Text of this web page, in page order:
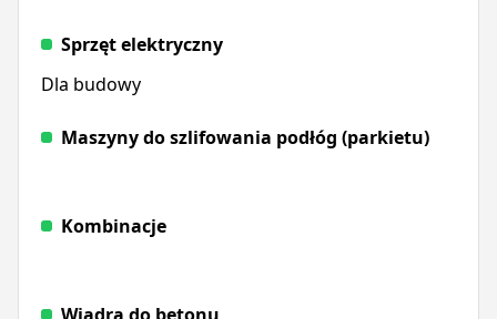
Sprzęt elektryczny
Dla budowy
Maszyny do szlifowania podłóg (parkietu)
Kombinacje
Wiadra do betonu